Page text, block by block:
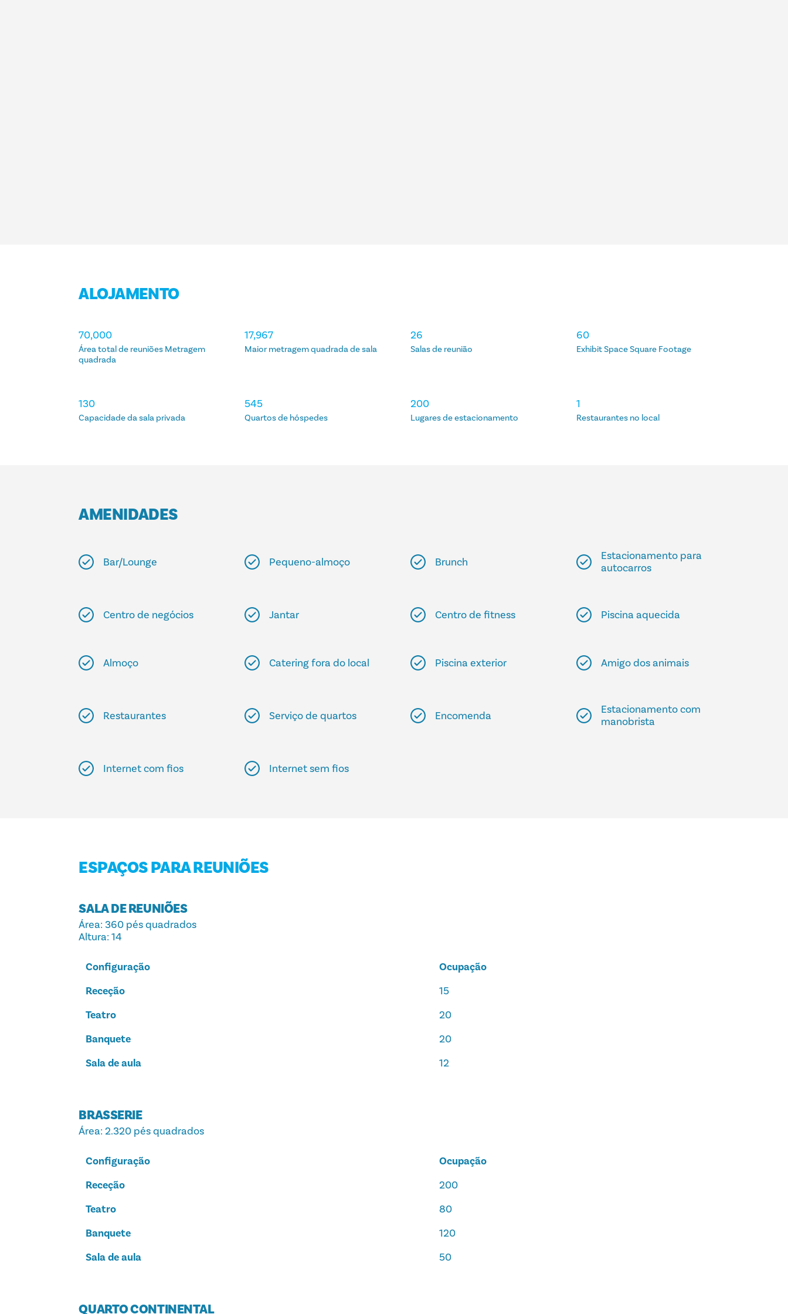
ALOJAMENTO
ALOJAMENTO
Área total de reuniões Metragem
quadrada
70,000
Maior metragem quadrada de sala
17,967
Salas de reunião
26
Exhibit Space Square Footage
60
Capacidade da sala privada
130
Quartos de hóspedes
545
Lugares de estacionamento
200
Restaurantes no local
1
AMENIDADES
Bar/Lounge Pequeno-almoço Brunch
Estacionamento para
autocarros
Centro de negócios Jantar Centro de fitness Piscina aquecida
Almoço Catering fora do local Piscina exterior Amigo dos animais
Restaurantes Serviço de quartos Encomenda
Estacionamento com
manobrista
Internet com fios Internet sem fios
ESPAÇOS PARA REUNIÕES
SALA DE REUNIÕES
Área: 360 pés quadrados
Altura: 14
Configuração
Ocupação
Receção
15
Teatro
20
Banquete
20
Sala de aula
12
BRASSERIE
Área: 2.320 pés quadrados
Configuração
Ocupação
Receção
200
Teatro
80
Banquete
120
Sala de aula
50
QUARTO CONTINENTAL